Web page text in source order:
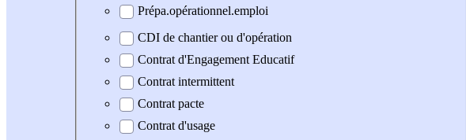
Prépa.opérationnel.emploi
CDI de chantier ou d'opération
Contrat d'Engagement Educatif
Contrat intermittent
Contrat pacte
Contrat d'usage